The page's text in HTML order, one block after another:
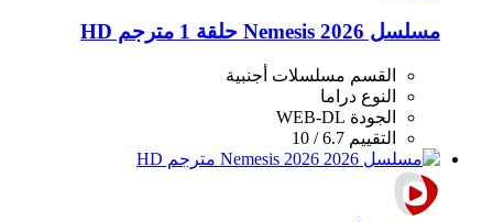
مسلسل Nemesis 2026 حلقة 1 مترجم HD
القسم مسلسلات أجنبية
النوع دراما
الجودة WEB-DL
التقييم 6.7 / 10